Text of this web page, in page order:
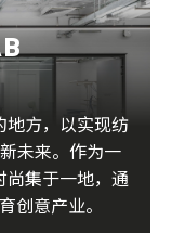
地方，以实现纺
未来。作为一
尚集于一地，通
创意产业。